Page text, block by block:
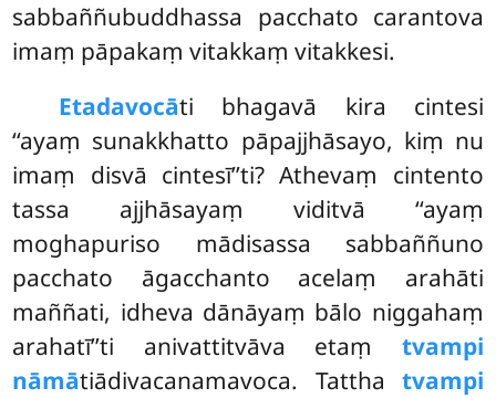
sabbaññubuddhassa pacchato carantova
imaṃ pāpakaṃ vitakkaṃ vitakkesi.
Etadavocāti bhagavā kira cintesi
‘‘ayaṃ sunakkhatto pāpajjhāsayo, kiṃ nu
imaṃ disvā cintesī’’ti? Athevaṃ cintento
tassa ajjhāsayaṃ viditvā ‘‘ayaṃ
moghapuriso mādisassa sabbaññuno
pacchato āgacchanto acelaṃ arahāti
maññati, idheva dānāyaṃ bālo niggahaṃ
arahatī’’ti anivattitvāva etaṃ tvampi
nāmātiādivacanamavoca. Tattha tvampi